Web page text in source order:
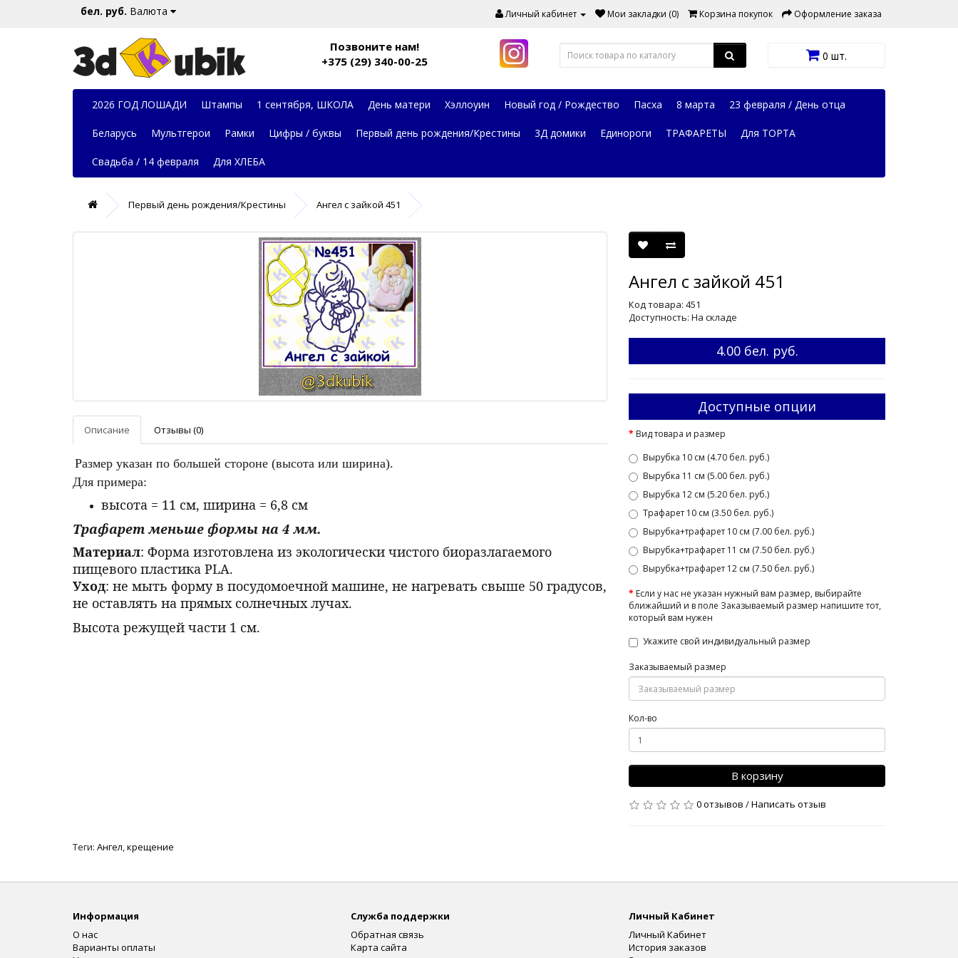
бел. руб. Валюта Личный кабинет Мои закладки (0) Корзина покупок Оформление заказа
Позвоните нам!
+375 (29) 340-00-25
0 шт.
2026 ГОД ЛОШАДИ Штампы 1 сентября, ШКОЛА День матери Хэллоуин Новый год / Рождество Пасха 8 марта 23 февраля / День отца
Беларусь Мультгерои Рамки Цифры / буквы Первый день рождения/Крестины 3Д домики Единороги ТРАФАРЕТЫ Для ТОРТА
Свадьба / 14 февраля Для ХЛЕБА
Первый день рождения/Крестины Ангел с зайкой 451
Описание Отзывы (0)
Размер указан по большей стороне (высота или ширина).
Для примера:
высота = 11 см, ширина = 6,8 см
Трафарет меньше формы на 4 мм.
Материал: Форма изготовлена из экологически чистого биоразлагаемого
пищевого пластика PLA.
Уход: не мыть форму в посудомоечной машине, не нагревать свыше 50 градусов,
не оставлять на прямых солнечных лучах.
Высота режущей части 1 см.
Ангел с зайкой 451
Код товара: 451
Доступность: На складе
4.00 бел. руб.
Доступные опции
Вид товара и размер
Вырубка 10 см (4.70 бел. руб.)
Вырубка 11 см (5.00 бел. руб.)
Вырубка 12 см (5.20 бел. руб.)
Трафарет 10 см (3.50 бел. руб.)
Вырубка+трафарет 10 см (7.00 бел. руб.)
Вырубка+трафарет 11 см (7.50 бел. руб.)
Вырубка+трафарет 12 см (7.50 бел. руб.)
Если у нас не указан нужный вам размер, выбирайте
ближайший и в поле Заказываемый размер напишите тот,
который вам нужен
Укажите свой индивидуальный размер
Заказываемый размер
Кол-во
В корзину
0 отзывов /Написать отзыв
Теги: Ангел крещение
Информация
О нас
Варианты оплаты
Служба поддержки
Обратная связь
Карта сайта
Личный Кабинет
Личный Кабинет
История заказов